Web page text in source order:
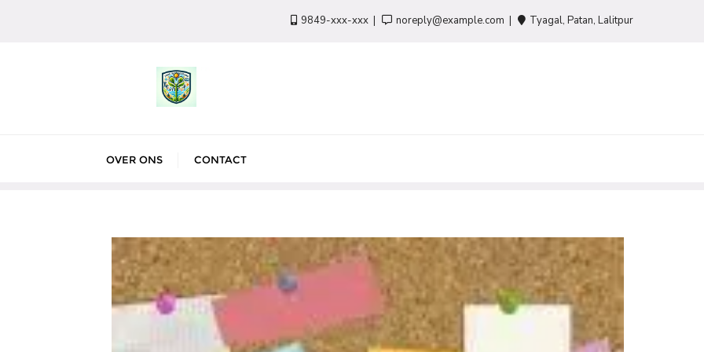
9849-xxx-xxx noreply@example.com Tyagal, Patan, Lalitpur
OVER ONS CONTACT